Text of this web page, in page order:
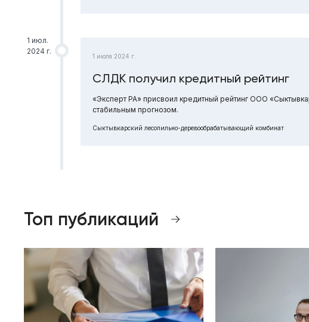
1 июл.
2024 г.
1 июля 2024 г.
СЛДК получил кредитный рейтинг
«Эксперт РА» присвоил кредитный рейтинг ООО
стабильным прогнозом.
Сыктывкарский лесопильно-деревообрабатывающий комбинат
Топ публикаций